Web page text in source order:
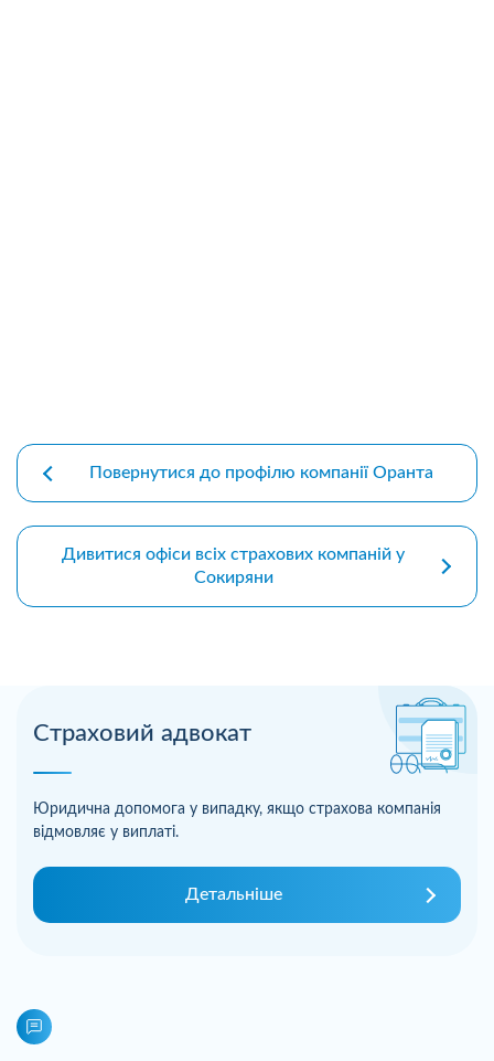
Страховий адвокат
Юридична допомога у випадку, якщо страхова компанія
відмовляє у виплаті.
Детальніше
Повернутися до профілю компанії Оранта
Дивитися офіси всіх страхових компаній у
Сокиряни